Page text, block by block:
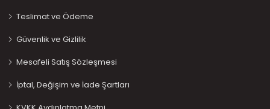
Teslimat ve Ödeme
Güvenlik ve Gizlilik
Mesafeli Satış Sözleşmesi
İptal, Değişim ve İade Şartları